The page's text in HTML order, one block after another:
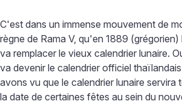
C'est dans un immense mouvement de
règne de Rama V, qu'en 1889 (grégorien)
va remplacer le vieux calendrier lunaire.
va devenir le calendrier officiel
avons vu que le calendrier lunaire servira
la date de certaines fêtes au sein du